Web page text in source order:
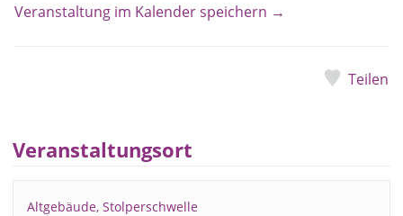
Veranstaltung im Kalender speichern →
Teilen
Veranstaltungsort
Altgebäude, Stolperschwelle